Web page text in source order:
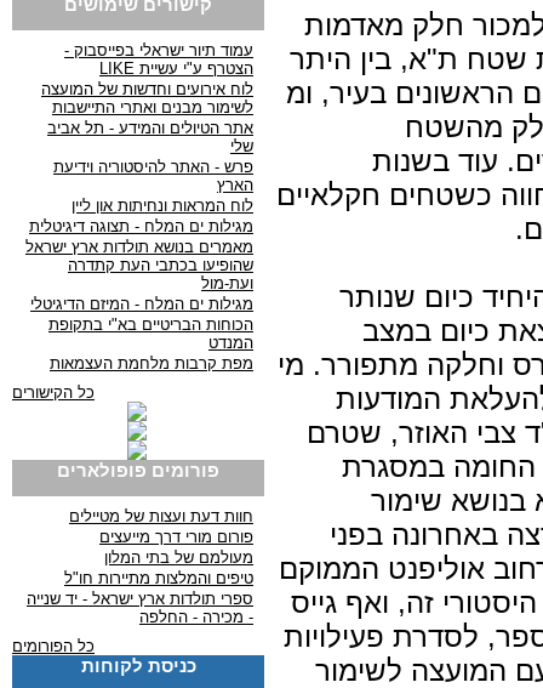
למכור חלק מאדמות
שטח ת"א, בין היתר
הראשונים בעיר, ומ
מהשטח
עוד בשנות
כשטחים חקלאיים
כיום שנותר
כיום במצב
וחלקה מתפורר. מי
המודעות
צבי האוזר, שטרם
החומה במסגרת
בנושא שימור
באחרונה בפני
אוליפנט הממוקם
זה, ואף גייס
לסדרת פעילויות
המועצה לשימור
עמוד תיור ישראלי בפייסבוק -
הצטרף ע"י עשיית LIKE
לוח אירועים וחדשות של המועצה
לשימור מבנים ואתרי התיישבות
אתר הטיולים והמידע - תל אביב
שלי
פרש - האתר להיסטוריה וידיעת
הארץ
לוח המראות ונחיתות און ליין
מגילות ים המלח - תצוגה דיגיטלית
מאמרים בנושא תולדות ארץ ישראל
שהופיעו בכתבי העת קתדרה
ועת-מול
מגילות ים המלח - המיזם הדיגיטלי
הכוחות הבריטיים בא"י בתקופת
המנדט
מפת קרבות מלחמת העצמאות
כל הקישורים
פורומים פופולארים
חוות דעת ועצות של מטיילים
פורום מורי דרך מייעצים
מעולמם של בתי המלון
טיפים והמלצות מתיירות חו"ל
ספרי תולדות ארץ ישראל - יד שנייה
- מכירה - החלפה
כל הפורומים
כניסת לקוחות